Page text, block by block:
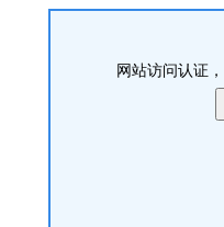
网站访问认证